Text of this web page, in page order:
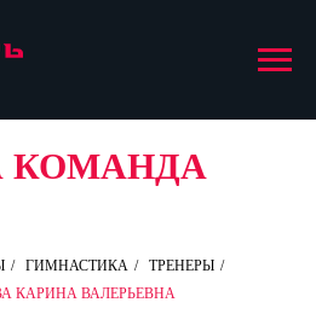
/ ГИМНАСТИКА / ТРЕНЕРЫ /
КАРИНА ВАЛЕРЬЕВНА